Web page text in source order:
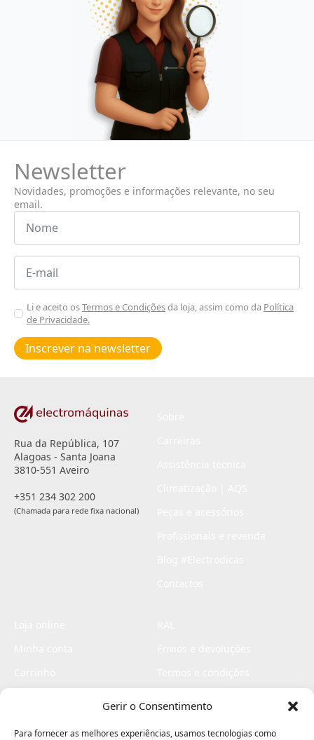
Gerir o Consentimento
Para fornecer as melhores experiências, usamos tecnologias como
Newsletter
Novidades, promoções e informações relevante, no seu
email.
Nome
Email
Aceitar
Poiticas
de
privacidade
Li e aceito osTermos e Condiçõesda loja, assim como da Política
de Privacidade.
Inscrever na newsletter
Rua da República, 107
Alagoas - Santa Joana
3810-551 Aveiro
+351 234 302 200
(Chamada para rede fixa nacional)